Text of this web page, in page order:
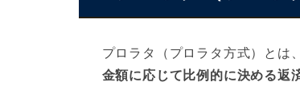
プロラタ（プロラタ方式）とは、
金額に応じて比例的に決める返